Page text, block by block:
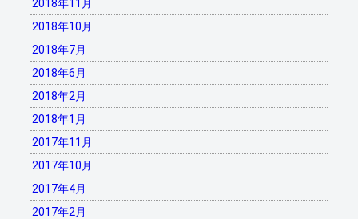
2018年11月
2018年10月
2018年7月
2018年6月
2018年2月
2018年1月
2017年11月
2017年10月
2017年4月
2017年2月